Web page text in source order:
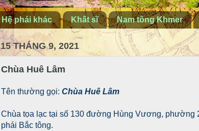
Hệ phái khác Khất sĩ Nam tông Khmer
15 THÁNG 9, 2021
Chùa Huê Lâm
Tên thường gọi: Chùa Huê Lâm
Chùa tọa lạc tại số 130 đường Hùng Vương, phường
phái Bắc tông.